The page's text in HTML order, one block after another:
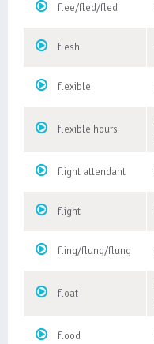
flee/fled/fled
flesh
flexible
flexible hours
flight attendant
flight
fling/flung/flung
float
flood